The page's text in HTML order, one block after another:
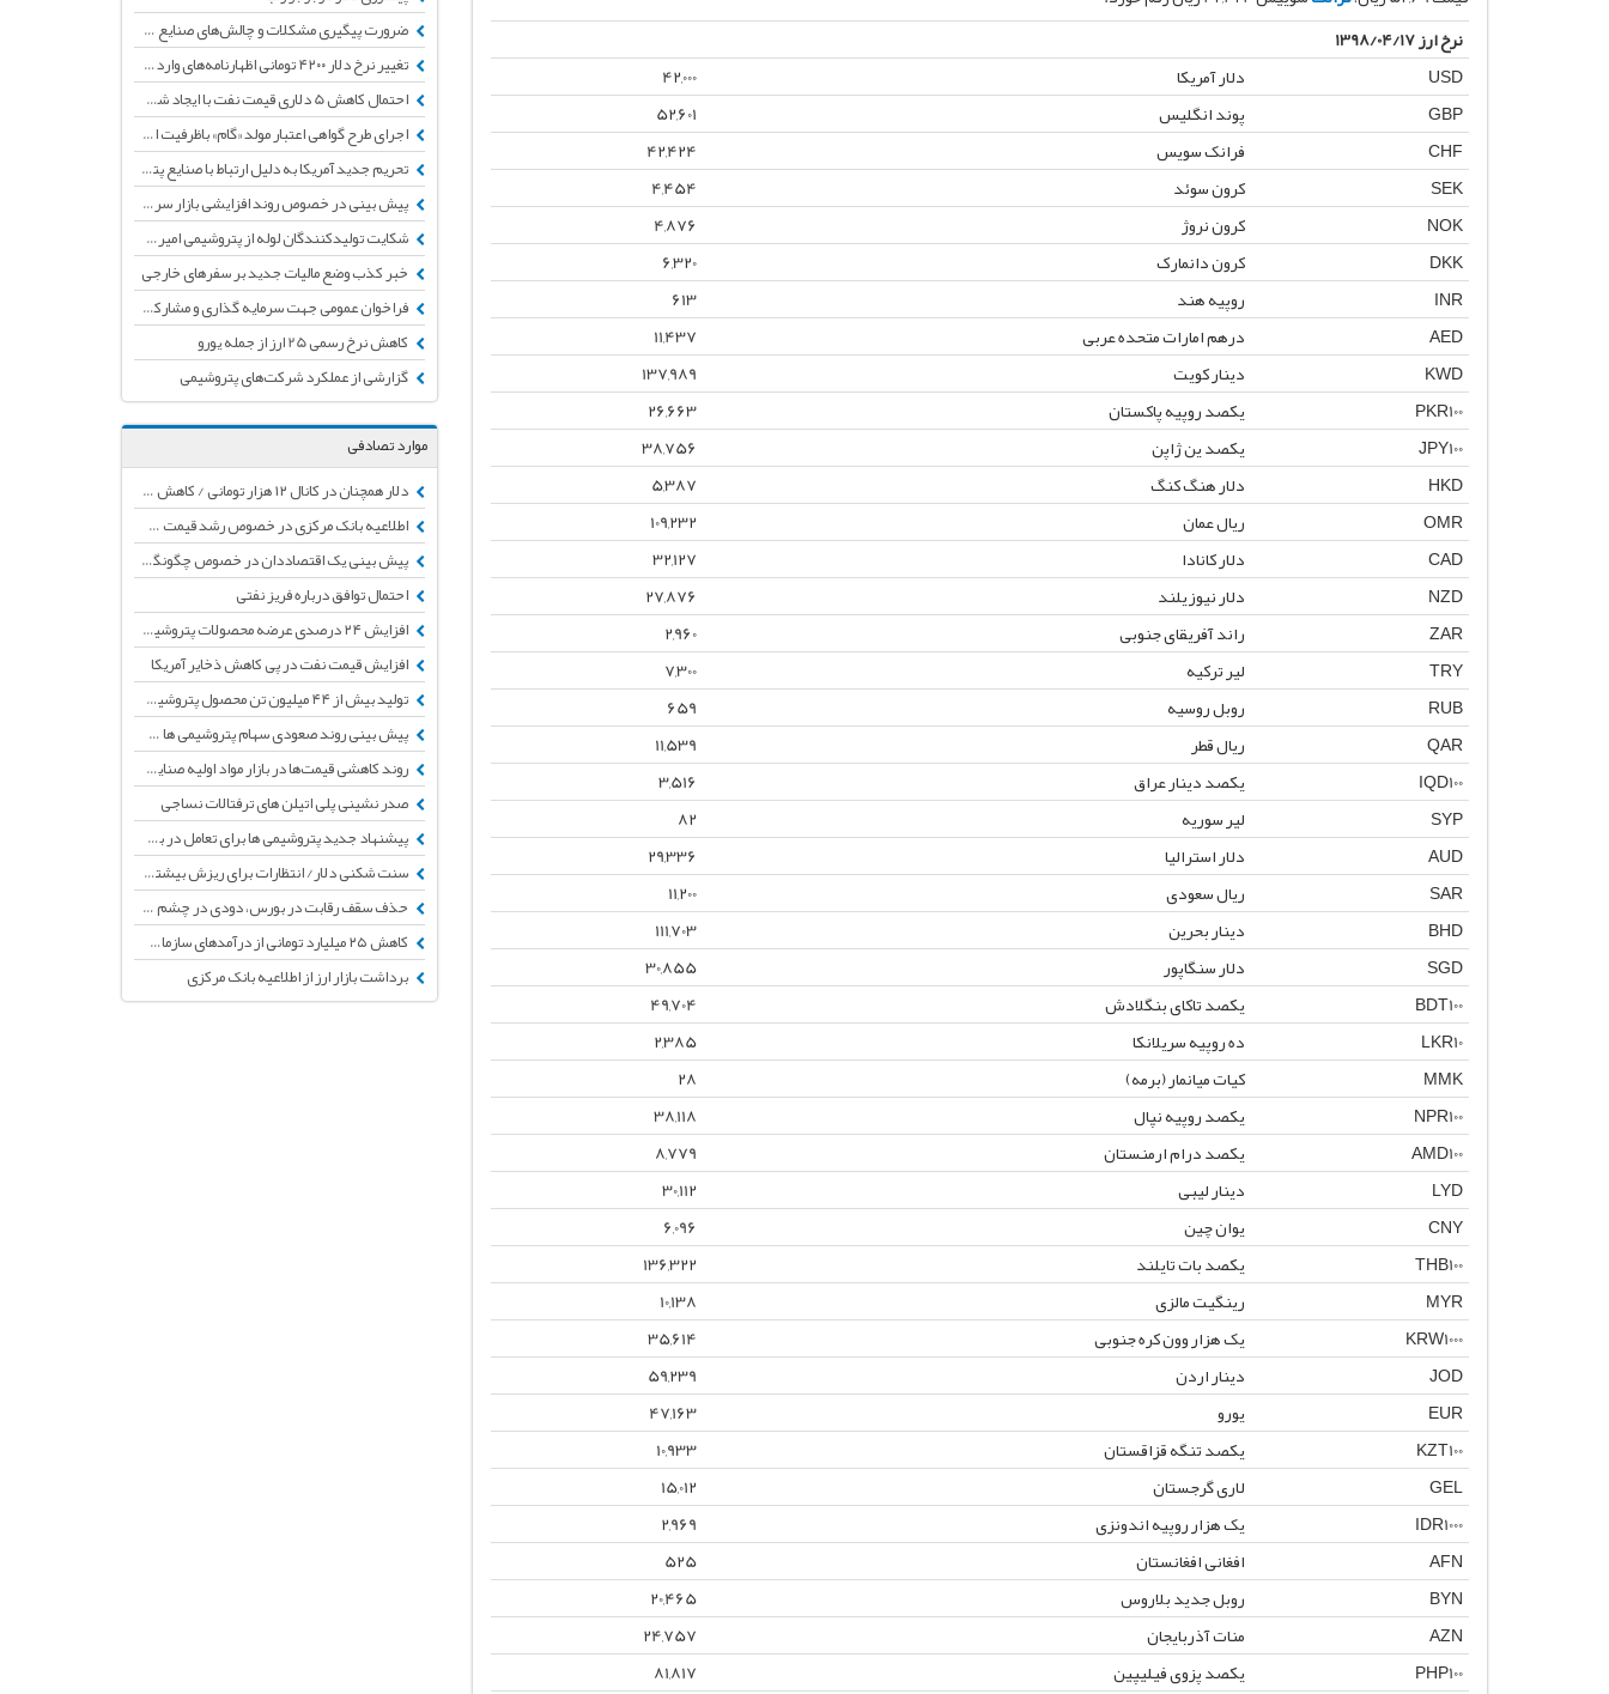
نرخ ارز 1398/04/17
USD
دلار آمریکا
42,000
GBP
پوند انگلیس
52,601
CHF
فرانک سویس
42,424
SEK
کرون سوئد
4,454
NOK
کرون نروژ
4,876
DKK
کرون دانمارک
6,320
INR
روپیه هند
613
AED
درهم امارات متحده عربی
11,437
KWD
دینار کویت
137,989
PKR100
یکصد روپیه پاکستان
26,663
JPY100
یکصد ین ژاپن
38,756
HKD
دلار هنگ کنگ
5,387
OMR
ریال عمان
109,232
CAD
دلار کانادا
32,127
NZD
دلار نیوزیلند
27,876
ZAR
راند آفریقای جنوبی
2,960
TRY
لیر ترکیه
7,300
RUB
روبل روسیه
659
QAR
ریال قطر
11,539
IQD100
یکصد دینار عراق
3,516
SYP
لیر سوریه
82
AUD
دلار استرالیا
29,336
SAR
ریال سعودی
11,200
BHD
دینار بحرین
111,703
SGD
دلار سنگاپور
30,855
BDT100
یکصد تاکای بنگلادش
49,704
LKR10
ده روپیه سریلانکا
2,385
MMK
کیات میانمار (برمه)
28
NPR100
یکصد روپیه نپال
38,118
AMD100
یکصد درام ارمنستان
8,779
LYD
دینار لیبی
30,112
CNY
یوان چین
6,096
THB100
یکصد بات تایلند
136,322
MYR
رینگیت مالزی
10,138
KRW1000
یک هزار وون کره جنوبی
35,614
JOD
دینار اردن
59,239
EUR
یورو
47,163
KZT100
یکصد تنگه قزاقستان
10,933
GEL
لاری گرجستان
15,012
IDR1000
یک هزار روپیه اندونزی
2,969
AFN
افغانی افغانستان
525
BYN
روبل جدید بلاروس
20,465
AZN
منات آذربایجان
24,757
PHP100
یکصد پزوی فیلیپین
81,817
ضرورت پیگیری مشکلات و چالش‌های صنایع پایین دستی پتروشیمی
تغییر نرخ دلار ۴۲۰۰ تومانی اظهارنامه‌های وارداتی به دلار نیمایی
احتمال کاهش 5 دلاری قیمت نفت با ایجاد شوک شیوع ویروس مرگبار کرونا
اجرای طرح گواهی اعتبار مولد «گام» باظرفیت اولیه50 هزار میلیاردتومان تأمین اعتبار شد
تحریم جدید آمریکا به دلیل ارتباط با صنایع پتروشیمی ایران
پیش بینی در خصوص روند افزایشی بازار سرمایه طی ماه‌های آتی
شکایت تولیدکنندگان لوله از پتروشیمی امیرکبیر به دلیل مشکلات کیفی و نداشتن تائیدیه
خبر کذب وضع مالیات جدید بر سفرهای خارجی
فراخوان عمومی جهت سرمایه گذاری و مشارکت در طرح "متانول به پروپیلن(MTP)"
کاهش نرخ رسمی 25 ارز از جمله یورو
گزارشی از عملکرد شرکت‌های پتروشیمی
موارد تصادفی
دلار همچنان در کانال ۱۲ هزار تومانی / کاهش نرخ یورو
اطلاعیه بانک مرکزی در خصوص رشد قیمت دلار به بیش از ۱۰ هزار تومان
پیش بینی یک اقتصاد‌دان در خصوص چگونگی نوسانات نرخ دلار در سال جاری
احتمال توافق درباره فریز نفتی
افزایش ۲۴ درصدی عرضه محصولات پتروشیمی در ۶ ماه نخست امسال
افزایش قیمت نفت در پی کاهش ذخایر آمریکا
تولید بیش از ۴۴ میلیون تن محصول پتروشیمی تا پایان دی ماه
پیش بینی روند صعودی سهام پتروشیمی ها در بورس تا دو ماه آینده
روند کاهشی قیمت‌ها در بازار مواد اولیه صنایع پایین دستی پتروشیمی
صدر نشینی پلی اتیلن های ترفتالات نساجی
پیشنهاد جدید پتروشیمی ها برای تعامل در بورس
سنت شکنی دلار/ انتظارات برای ریزش بیشتر قیمت دلار
حذف سقف رقابت در بورس، دودی در چشم تولید کنندگان و سودی شیرین برای پتروشیمی ها
کاهش ۲۵ میلیارد تومانی از درآمدهای سازمان بورس برای افزایش حجم معاملات
برداشت بازار ارز از اطلاعیه بانک مرکزی